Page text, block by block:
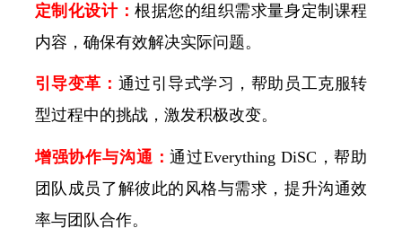
定制化设计：根据您的组织需求量身定制课程
内容，确保有效解决实际问题。
引导变革： 通过引导式学习，帮助员工克服转
型过程中的挑战，激发积极改变。
增强协作与沟通：通过Everything DiSC，帮助
团队成员了解彼此的风格与需求，提升沟通效
率与团队合作。